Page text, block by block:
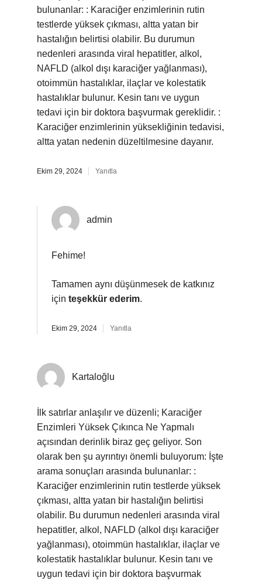
bulunanlar: : Karaciğer enzimlerinin rutin
testlerde yüksek çıkması, altta yatan bir
hastalığın belirtisi olabilir. Bu durumun
nedenleri arasında viral hepatitler, alkol,
NAFLD (alkol dışı karaciğer yağlanması),
otoimmün hastalıklar, ilaçlar ve kolestatik
hastalıklar bulunur. Kesin tanı ve uygun
tedavi için bir doktora başvurmak gereklidir. :
Karaciğer enzimlerinin yüksekliğinin tedavisi,
altta yatan nedenin düzeltilmesine dayanır.
Ekim 29, 2024 Yanıtla
admin
Fehime!
Tamamen aynı düşünmesek de katkınız
için teşekkür ederim.
Ekim 29, 2024 Yanıtla
Kartaloğlu
İlk satırlar anlaşılır ve düzenli; Karaciğer
Enzimleri Yüksek Çıkınca Ne Yapmalı
açısından derinlik biraz geç geliyor. Son
olarak ben şu ayrıntıyı önemli buluyorum: İşte
arama sonuçları arasında bulunanlar: :
Karaciğer enzimlerinin rutin testlerde yüksek
çıkması, altta yatan bir hastalığın belirtisi
olabilir. Bu durumun nedenleri arasında viral
hepatitler, alkol, NAFLD (alkol dışı karaciğer
yağlanması), otoimmün hastalıklar, ilaçlar ve
kolestatik hastalıklar bulunur. Kesin tanı ve
uygun tedavi için bir doktora başvurmak